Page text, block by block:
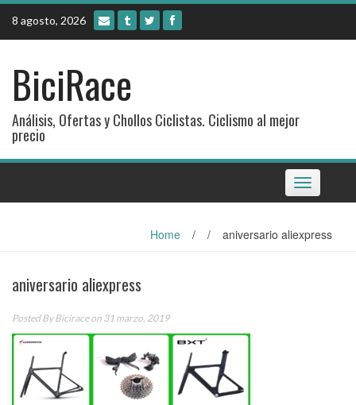
Skip
content
8 agosto, 2026
BiciRace
Análisis, Ofertas y Chollos Ciclistas. Ciclismo al mejor
precio
Toggle
navigation
Home / / aniversario aliexpress
aniversario aliexpress
Posted ByBiciraceon 31 marzo, 2019